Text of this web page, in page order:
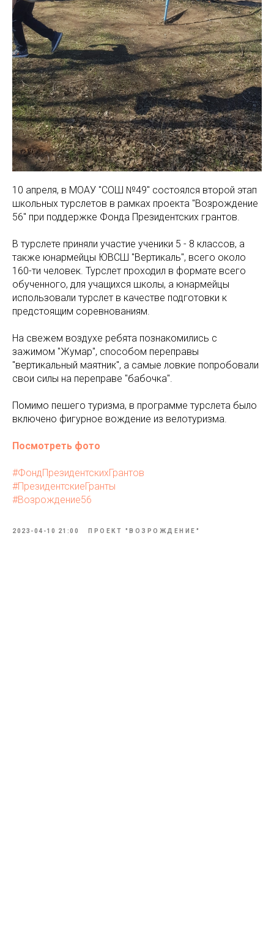
10 апреля, в МОАУ "СОШ №49" состоялся второй этап
школьных турслетов в рамках проекта "Возрождение
56" при поддержке Фонда Президентских грантов.
В турслете приняли участие ученики 5 - 8 классов, а
также юнармейцы ЮВСШ "Вертикаль", всего около
160-ти человек. Турслет проходил в формате всего
обученного, для учащихся школы, а юнармейцы
использовали турслет в качестве подготовки к
предстоящим соревнованиям.
На свежем воздухе ребята познакомились с
зажимом "Жумар", способом переправы
"вертикальный маятник", а самые ловкие попробовали
свои силы на переправе "бабочка".
Помимо пешего туризма, в программе турслета было
включено фигурное вождение из велотуризма.
Посмотреть фото
#ФондПрезидентскихГрантов
#ПрезидентскиеГранты
#Возрождение56
2023-04-10 21:00 ПРОЕКТ "ВОЗРОЖДЕНИЕ"